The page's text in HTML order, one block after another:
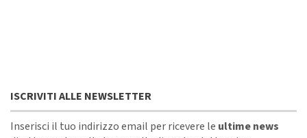
ISCRIVITI ALLE NEWSLETTER
Inserisci il tuo indirizzo email per ricevere le ultime news